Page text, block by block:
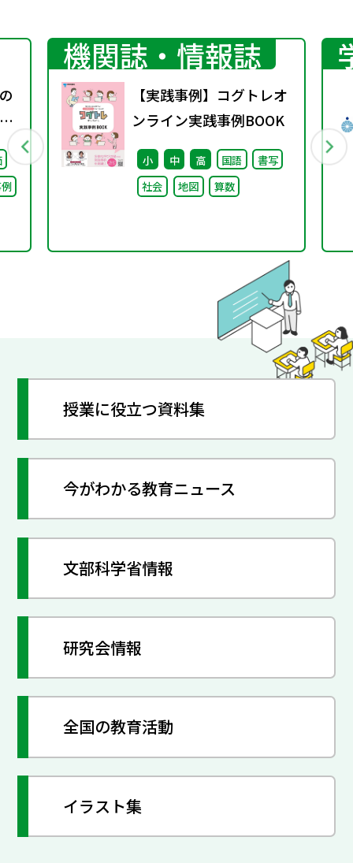
機関誌・情報誌
【実践事例】コグトレオ
ンライン実践事例BOOK
小 中 高 国語
書写
社会
地図 算数
授業に役立つ資料集
今がわかる教育ニュース
文部科学省情報
研究会情報
全国の教育活動
イラスト集